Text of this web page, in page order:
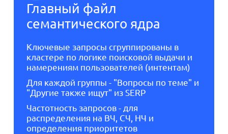
Главный файл
семантического ядра
Ключевые запросы сгруппированы в
кластере по логике поисковой выдачи и
намерениям пользователей (интентам)
Для каждой группы - "Вопросы по теме" и
"Другие также ищут" из SERP
Частотность запросов - для
распределения на ВЧ, СЧ, НЧ и
определения приоритетов